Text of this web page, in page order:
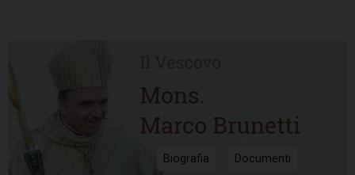
Biografia Documenti